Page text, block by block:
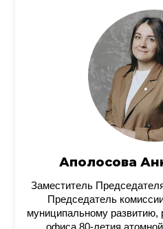
Аполосова
Заместитель
Председатель
муниципальному развитию,
офиса 80-летия